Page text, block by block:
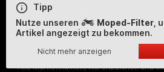
Tipp
Nutze unseren
Moped-Filter ,
Artikel angezeigt zu bekommen.
Nicht mehr anzeigen
Alle Artikel sind, wenn nicht
gültige
® Alle Markennamen, Warenzeichen und